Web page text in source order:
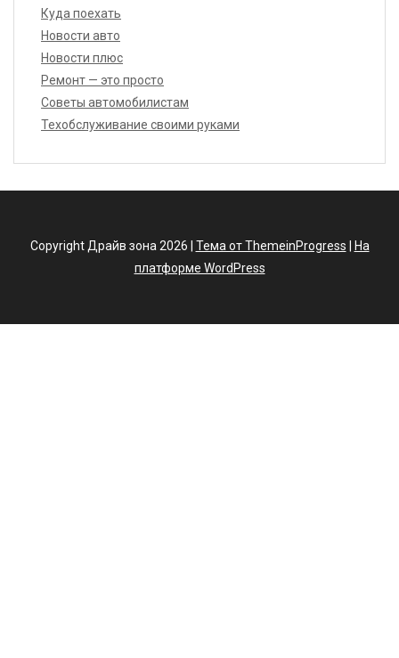
Куда поехать
Новости авто
Новости плюс
Ремонт — это просто
Советы автомобилистам
Техобслуживание своими руками
Copyright Драйв зона 2026 | Тема от ThemeinProgress
На
платформе WordPress